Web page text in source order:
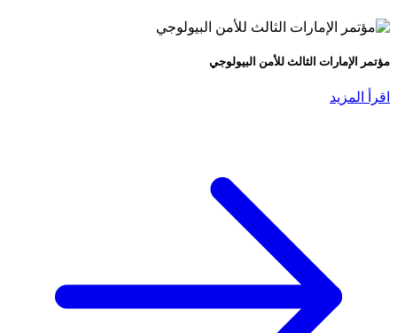
مؤتمر الإمارات الثالث للأمن البيولوجي
اقرأ المزيد